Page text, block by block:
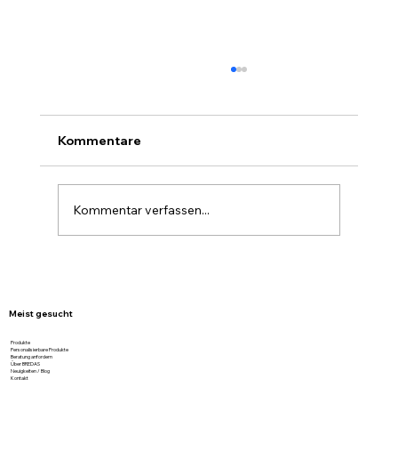
Kommentare
Kommentar verfassen...
Meist gesucht
Produkte
Personalisierbare Produkte
Beratung anfordern
Über BREDAS
Neuigkeiten / Blog
Kontakt